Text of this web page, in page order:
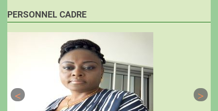
PERSONNEL CADRE